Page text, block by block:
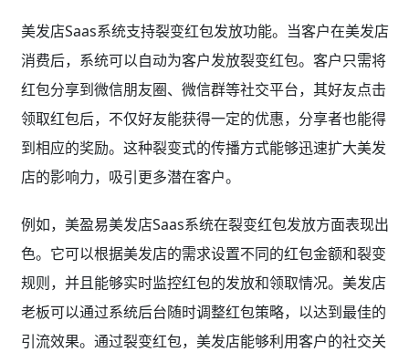
美发店Saas系统支持裂变红包发放功能。当客户在美发店
消费后，系统可以自动为客户发放裂变红包。客户只需将
红包分享到微信朋友圈、微信群等社交平台，其好友点击
领取红包后，不仅好友能获得一定的优惠，分享者也能得
到相应的奖励。这种裂变式的传播方式能够迅速扩大美发
店的影响力，吸引更多潜在客户。
例如，美盈易美发店Saas系统在裂变红包发放方面表现出
色。它可以根据美发店的需求设置不同的红包金额和裂变
规则，并且能够实时监控红包的发放和领取情况。美发店
老板可以通过系统后台随时调整红包策略，以达到最佳的
引流效果。通过裂变红包，美发店能够利用客户的社交关